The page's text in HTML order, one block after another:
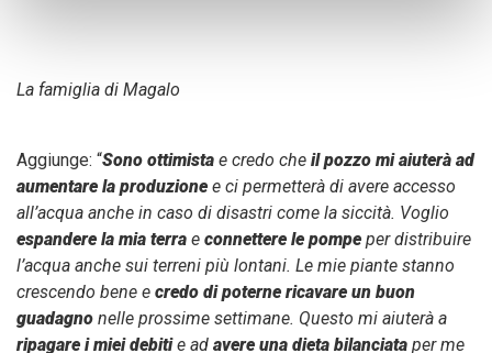
La famiglia di Magalo
Aggiunge: “Sono ottimista e credo che il pozzo mi aiuterà ad
aumentare la produzione e ci permetterà di avere accesso
all’acqua anche in caso di disastri come la siccità. Voglio
espandere la mia terra e connettere le pompe per distribuire
l’acqua anche sui terreni più lontani. Le mie piante stanno
crescendo bene e credo di poterne ricavare un buon
guadagno nelle prossime settimane. Questo mi aiuterà a
ripagare i miei debitie ad avere una dieta bilanciata per me